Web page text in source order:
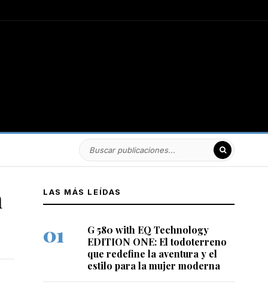
LAS MÁS LEÍDAS
G 580 with EQ Technology
EDITION ONE: El todoterreno
que redefine la aventura y el
estilo para la mujer moderna